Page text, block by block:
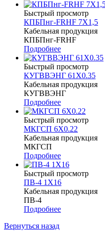
Быстрый просмотр
КПБПнг-FRHF 7Х1,5
Кабельная продукция
КПБПнг-FRHF
Подробнее
Быстрый просмотр
КУГВВЭНГ 61Х0.35
Кабельная продукция
КУГВВЭНГ
Подробнее
Быстрый просмотр
МКГСП 6Х0.22
Кабельная продукция
МКГСП
Подробнее
Быстрый просмотр
ПВ-4 1Х16
Кабельная продукция
ПВ-4
Подробнее
Вернуться назад